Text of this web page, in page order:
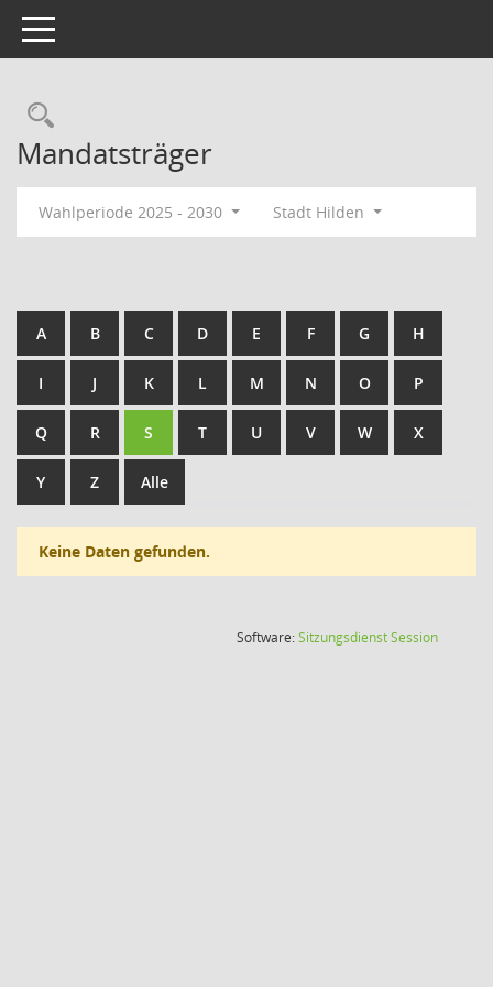
Toggle navigation
Rechercheauswahl
Mandatsträger
Wahlperiode 2025 - 2030 Stadt Hilden
A B C D E F G H
I J K L M N O P
Q R S T U V W X
Y Z Alle
Keine Daten gefunden.
Software:SitzungsdienstSession(Wird in